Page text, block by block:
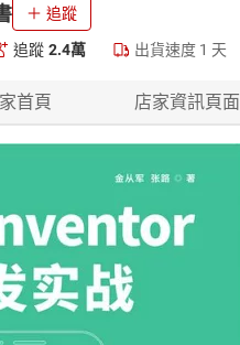
追蹤
追蹤 2.4萬 出貨速度 1 天
首頁 店家資訊頁面